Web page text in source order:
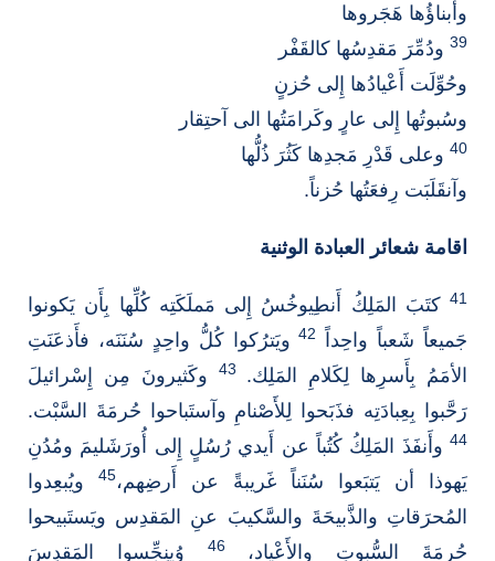
وأَبناؤُها هَجَروها
39 ودُمِّرَ مَقدِسُها كالقَفْر
وحُوِّلَت أَعْيادُها إِلى حُزنٍ
وسُبوتُها إِلى عارٍ وكَرامَتُها الى آحتِقار
40 وعلى قَدْرِ مَجدِها كَثُرَ ذُلُّها
وآنقَلَبَت رِفعَتُها حُزناً.
اقامة شعائر العبادة الوثنية
41 كتَبَ المَلِكُ أَنطِيوخُسُ إِلى مَملَكَتِه كُلِّها بِأَن يَكونوا
جَميعاً شَعباً واحِداً
42ويَترُكوا كُلُّ واحِدٍ سُنَنَه، فأَذعَنَتِ
الأمَمُ بِأَسرِها لِكَلامِ المَلِك.
43
وكَثيرونَ مِن إِسْرائيلَ
رَحَّبوا بِعِبادَتِه فذَبَحوا لِلأَصْنامِ وآستَباحوا حُرمَةَ السَّبْت.
44 وأَنفَذَ المَلِكُ كُتُباً عن أَيدي رُسُلٍ إِلى أُورَشَليمَ ومُدُنِ
يَهوذا أن يَتبَعوا سُنَناً غَريبةً عن أَرضِهم،45
ويُبعِدوا
المُحرَقاتِ والذَّبيحَةَ والسَّكيبَ عنِ المَقدِس ويَستَبيحوا
حُرمَةَ السُّبوتِ والأَعْياد،46 وُينِجِّسوا المَقدِسَ